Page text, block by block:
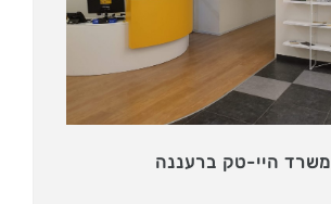
משרד היי-טק ברעננה